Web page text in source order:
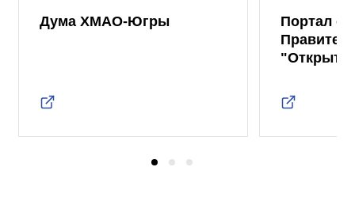
Дума ХМАО-Югры
Портал